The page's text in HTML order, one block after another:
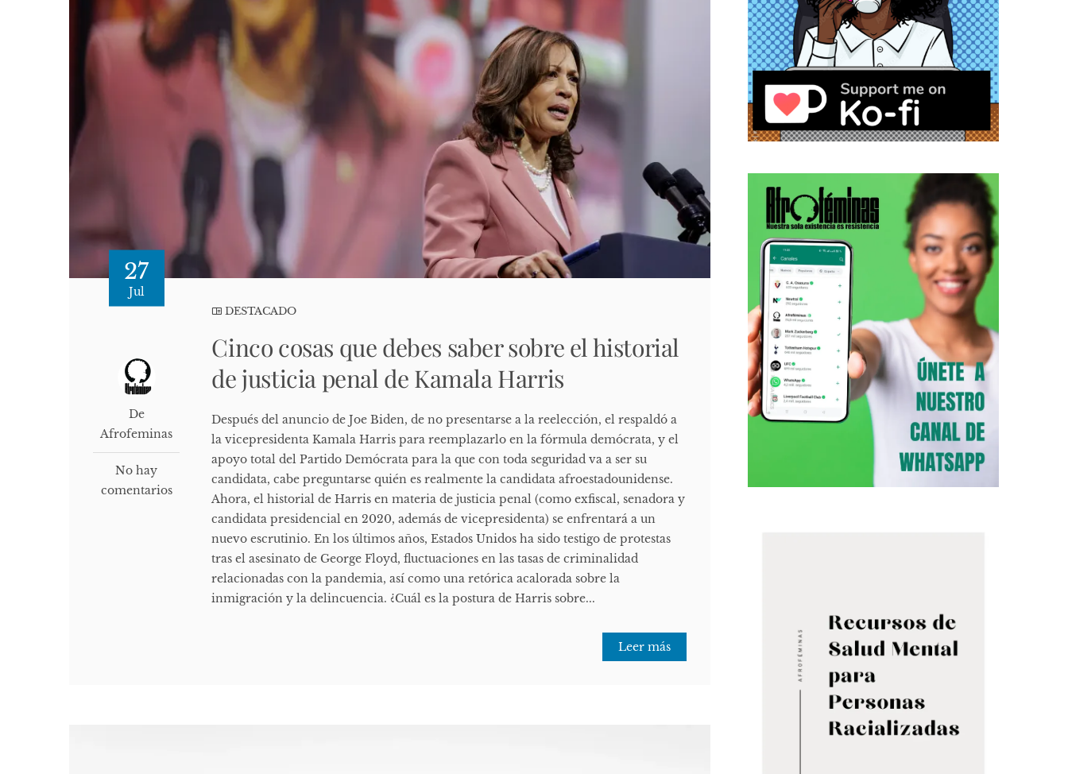
27
Jul
De
Afrofeminas
No hay
comentarios
DESTACADO
Cinco cosas que debes saber sobre el historial
de justicia penal de Kamala Harris
Después del anuncio de Joe Biden, de no presentarse a la reelección, el respaldó a
la vicepresidenta Kamala Harris para reemplazarlo en la fórmula demócrata, y el
apoyo total del Partido Demócrata para la que con toda seguridad va a ser su
candidata, cabe preguntarse quién es realmente la candidata afroestadounidense.
Ahora, el historial de Harris en materia de justicia penal (como exfiscal, senadora y
candidata presidencial en 2020, además de vicepresidenta) se enfrentará a un
nuevo escrutinio. En los últimos años, Estados Unidos ha sido testigo de protestas
tras el asesinato de George Floyd, fluctuaciones en las tasas de criminalidad
relacionadas con la pandemia, así como una retórica acalorada sobre la
inmigración y la delincuencia. ¿Cuál es la postura de Harris sobre...
Leer más